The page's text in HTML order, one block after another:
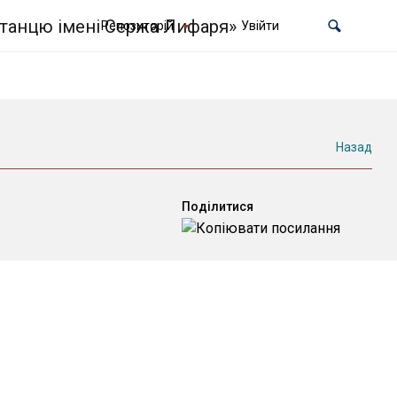
Репозиторій Увійти
Назад
Поділитися